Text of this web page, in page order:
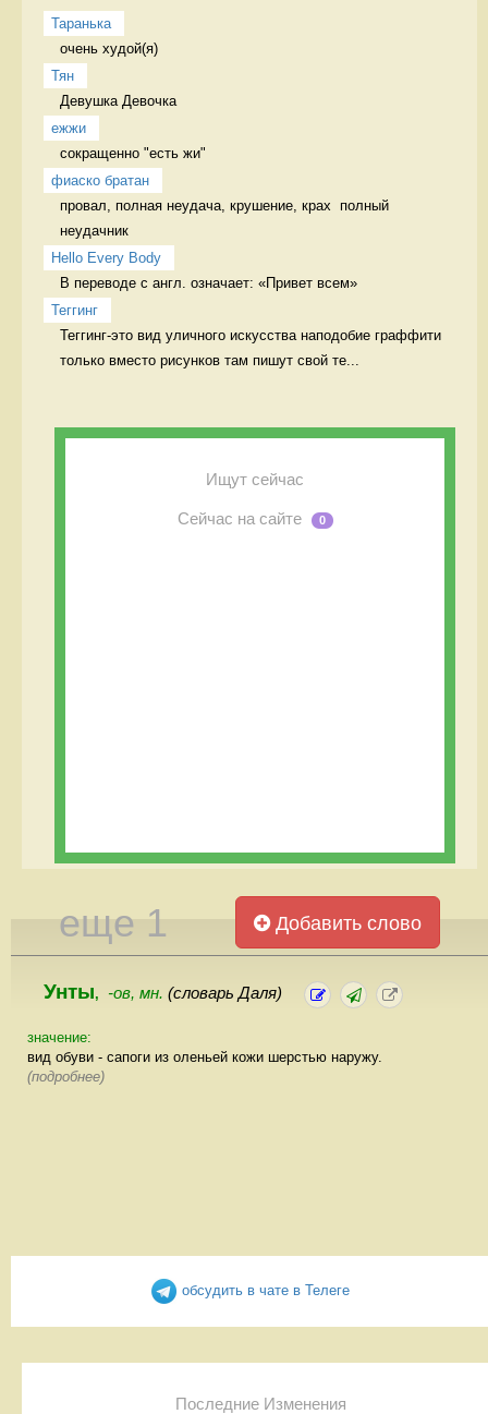
Таранька
очень худой(я)
Тян
Девушка Девочка
ежжи
сокращенно "есть жи"
фиаско братан
провал, полная неудача, крушение, крах  полный
неудачник
Hello Every Body
В переводе с англ. означает: «Привет всем»
Теггинг
Теггинг-это вид уличного искусства наподобие граффити
только вместо рисунков там пишут свой те...
Ищут сейчас
Сейчас на сайте 0
еще 1 Добавить слово
Унты, -ов, мн. (словарь Даля)
значение:
вид обуви - сапоги из оленьей кожи шерстью наружу.
(подробнее)
обсудить в чате в Телеге
Последние Изменения